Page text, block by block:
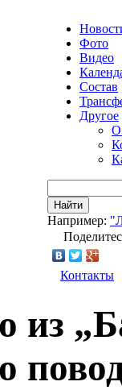
Фото
Видео
Состав
Другое
О
Найти
Например:
Контакты